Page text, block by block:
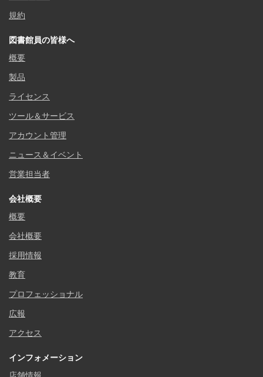
規約
図書館員の皆様へ
概要
製品
ライセンス
ツール＆サービス
アカウント管理
ニュース＆イベント
営業担当者
会社概要
概要
会社概要
採用情報
教育
プロフェッショナル
広報
アクセス
インフォメーション